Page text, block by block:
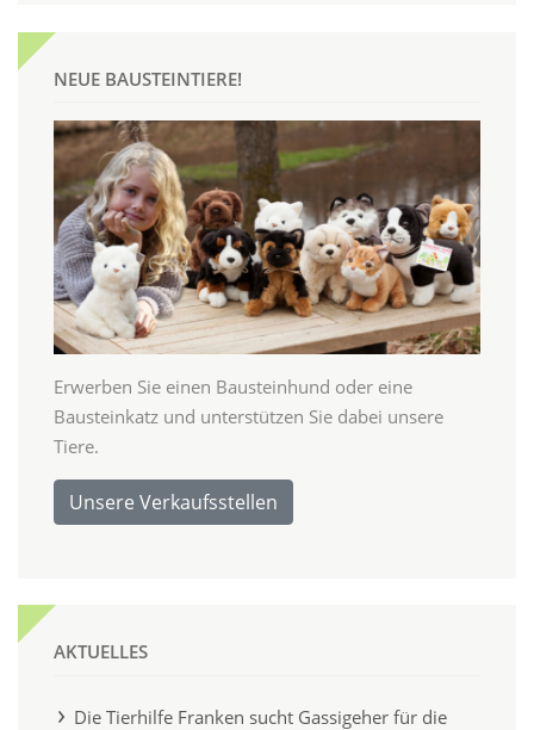
NEUE BAUSTEINTIERE!
Erwerben Sie einen Bausteinhund oder eine
Bausteinkatz und unterstützen Sie dabei unsere
Tiere.
Unsere Verkaufsstellen
AKTUELLES
Die Tierhilfe Franken sucht Gassigeher für die